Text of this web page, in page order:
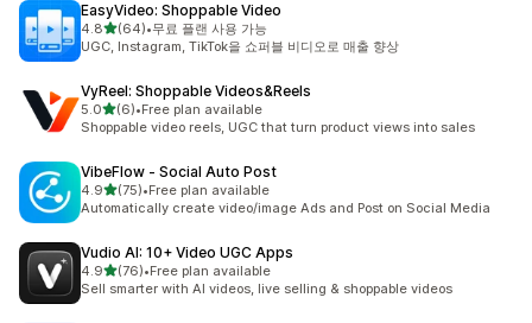
EasyVideo: Shoppable Video
4.8별 5개 중
(64)
총 리뷰 64개
•무료 플랜 사용 가능
UGC, Instagram, TikTok을 쇼퍼블 비디오로 매출 향상
VyReel: Shoppable Videos&Reels
5.0별 5개 중
(6)
총 리뷰 6개
•Free plan available
Shoppable video reels, UGC that turn product views into sales
VibeFlow ‑ Social Auto Post
4.9별 5개 중
(75)
총 리뷰 75개
•Free plan available
Automatically create video/image Ads and Post on Social Media
Vudio AI: 10+ Video UGC Apps
4.9별 5개 중
(76)
총 리뷰 76개
•Free plan available
Sell smarter with AI videos, live selling & shoppable videos